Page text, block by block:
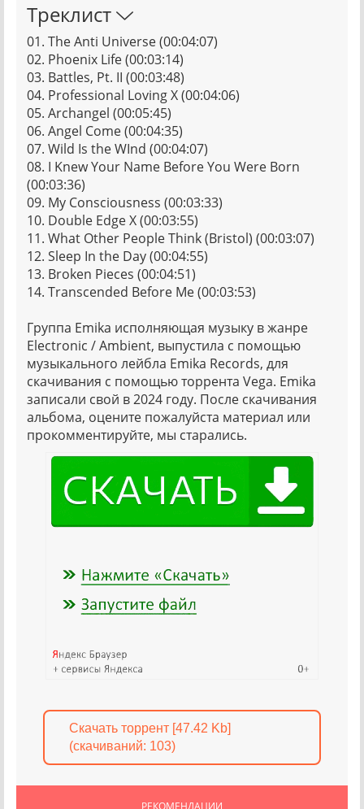
Треклист
01. The Anti Universe (00:04:07)
02. Phoenix Life (00:03:14)
03. Battles, Pt. II (00:03:48)
04. Professional Loving X (00:04:06)
05. Archangel (00:05:45)
06. Angel Come (00:04:35)
07. Wild Is the WInd (00:04:07)
08. I Knew Your Name Before You Were Born
(00:03:36)
09. My Consciousness (00:03:33)
10. Double Edge X (00:03:55)
11. What Other People Think (Bristol) (00:03:07)
12. Sleep In the Day (00:04:55)
13. Broken Pieces (00:04:51)
14. Transcended Before Me (00:03:53)
Группа Emika исполняющая музыку в жанре
Electronic / Ambient, выпустила с помощью
музыкального лейбла Emika Records, для
скачивания с помощью торрента Vega. Emika
записали свой в 2024 году. После скачивания
альбома, оцените пожалуйста материал или
прокомментируйте, мы старались.
Скачать торрент [47.42 Kb]
(cкачиваний: 103)
РЕКОМЕНДАЦИИ